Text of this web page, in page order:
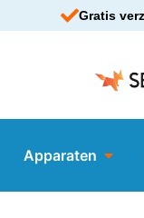
Gratis
Apparaten